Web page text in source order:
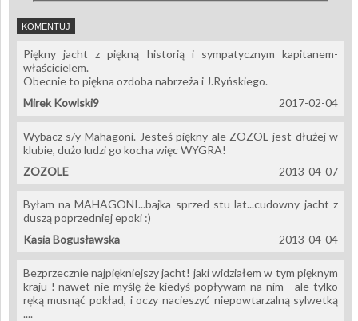
Piękny jacht z piękną historią i sympatycznym kapitanem-
właścicielem.
Obecnie to piękna ozdoba nabrzeża i J.Ryńskiego.
2017-02-04
Mirek Kowlski9
Wybacz s/y Mahagoni. Jesteś piękny ale ZOZOL jest dłużej w
klubie, dużo ludzi go kocha więc WYGRA!
2013-04-07
ZOZOLE
Byłam na MAHAGONI...bajka sprzed stu lat...cudowny jacht z
duszą poprzedniej epoki :)
2013-04-04
Kasia Bogusławska
Bezprzecznie najpiękniejszy jacht! jaki widziałem w tym pięknym
kraju ! nawet nie myślę że kiedyś popływam na nim - ale tylko
ręką musnąć pokład, i oczy nacieszyć niepowtarzalną sylwetką
....